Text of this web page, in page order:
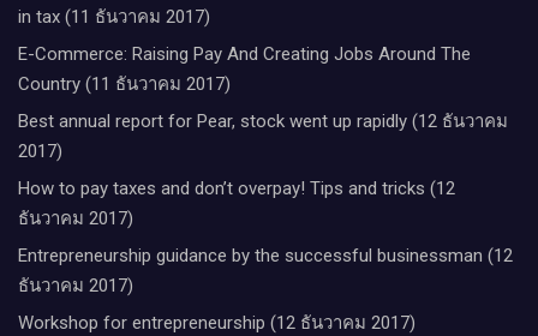
in tax (11 ธันวาคม 2017)
E-Commerce: Raising Pay And Creating Jobs Around The
Country (11 ธันวาคม 2017)
Best annual report for Pear, stock went up rapidly (12 ธันวาคม
2017)
How to pay taxes and don’t overpay! Tips and tricks (12
ธันวาคม 2017)
Entrepreneurship guidance by the successful businessman (12
ธันวาคม 2017)
Workshop for entrepreneurship (12 ธันวาคม 2017)